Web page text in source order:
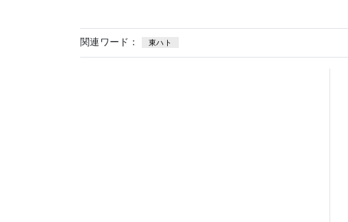
関連ワード： 東ハト